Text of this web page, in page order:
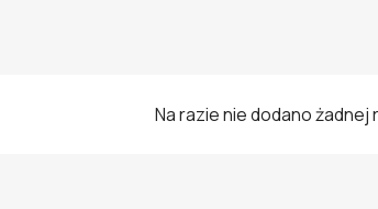
Na razie nie dodano żadnej